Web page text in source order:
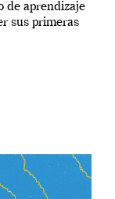
de aprendizaje
sus primeras